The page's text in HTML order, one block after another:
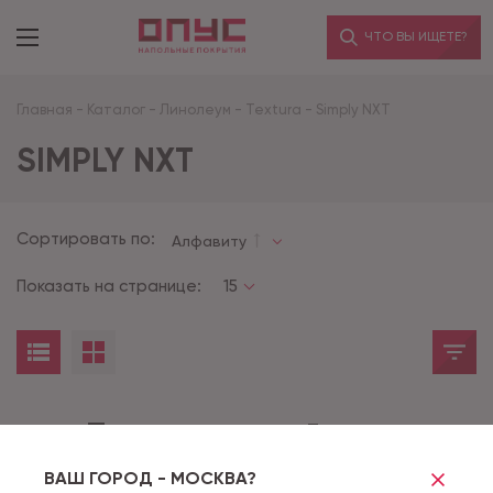
ВАШ ГОРОД - МОСКВА?
ЧТО ВЫ ИЩЕТЕ?
Главная - Каталог - Линолеум - Textura - Simply NXT
SIMPLY NXT
Сортировать по: Алфавиту
Показать на странице: 15
Товары не найдены